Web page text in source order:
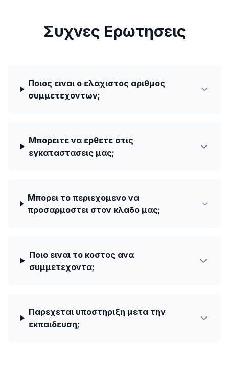
Συχνες Ερωτησεις
Ποιος ειναι ο ελαχιστος αριθμος
συμμετεχοντων;
Μπορειτε να ερθετε στις
εγκαταστασεις μας;
Μπορει το περιεχομενο να
προσαρμοστει στον κλαδο μας;
Ποιο ειναι το κοστος ανα
συμμετεχοντα;
Παρεχεται υποστηριξη μετα την
εκπαιδευση;